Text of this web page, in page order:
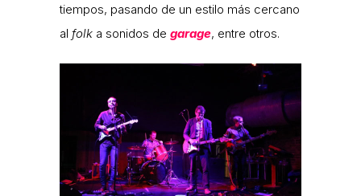
tiempos, pasando de un estilo más cercano
al folk a sonidos de garage, entre otros.